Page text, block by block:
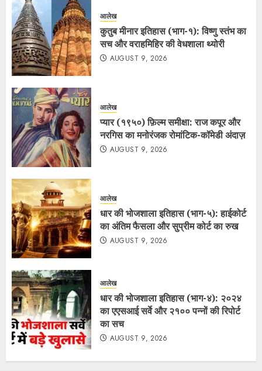
आलेख
कुतुब मीनार इतिहास (भाग-१): विष्णु स्तंभ का
सच और वराहमिहिर की वेधशाला थ्योरी
AUGUST 9, 2026
आलेख
प्यार (१९५०) फ़िल्म समीक्षा: राज कपूर और
नरगिस का मनोरंजक रोमांटिक-कॉमेडी अंदाज़
AUGUST 9, 2026
आलेख
धार की भोजशाला इतिहास (भाग-५): हाईकोर्ट
का अंतिम फैसला और सुप्रीम कोर्ट का रुख
AUGUST 9, 2026
आलेख
धार की भोजशाला इतिहास (भाग-४): २०२४
का एएसआई सर्वे और २१०० पन्नों की रिपोर्ट
का सच
AUGUST 9, 2026